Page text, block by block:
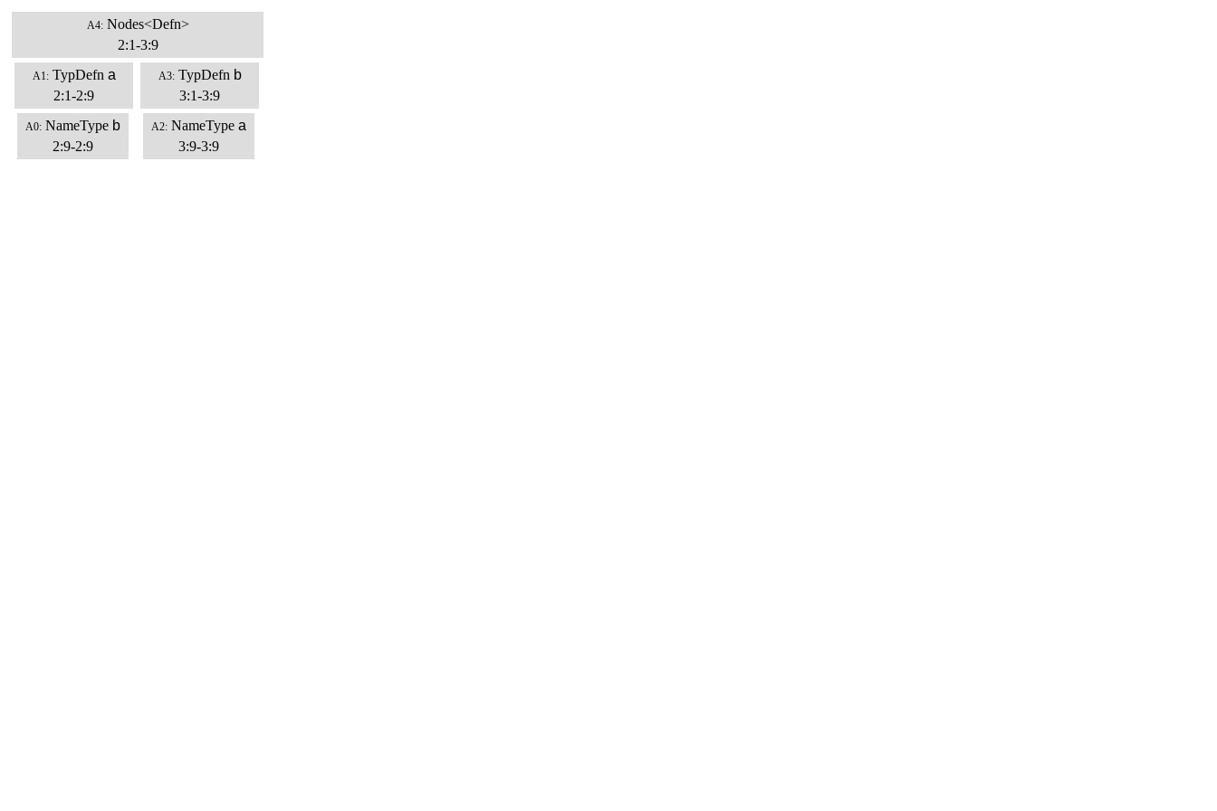
A4: Nodes<Defn>
2:1-3:9
A1: TypDefn a
2:1-2:9
A0: NameType b
2:9-2:9
A3: TypDefn b
3:1-3:9
A2: NameType a
3:9-3:9